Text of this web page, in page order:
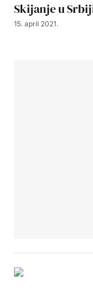
Skijanje u
15. april 2021.